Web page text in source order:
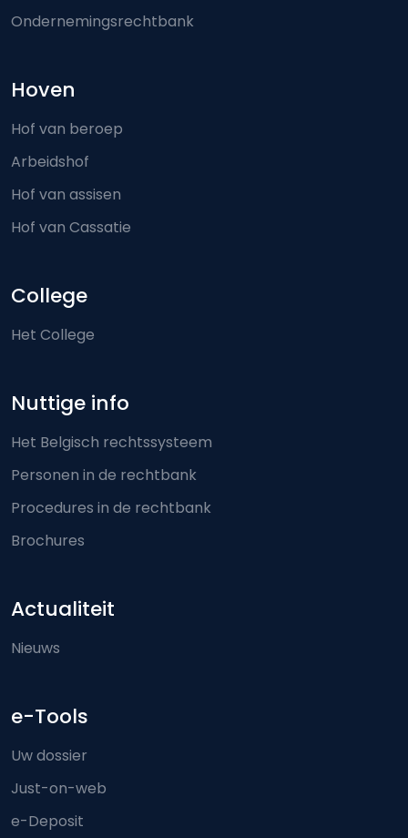
Ondernemingsrechtbank
Hoven
Hof van beroep
Arbeidshof
Hof van assisen
Hof van Cassatie
College
Het College
Nuttige info
Het Belgisch rechtssysteem
Personen in de rechtbank
Procedures in de rechtbank
Brochures
Actualiteit
Nieuws
e-Tools
Uw dossier
Just-on-web
e-Deposit